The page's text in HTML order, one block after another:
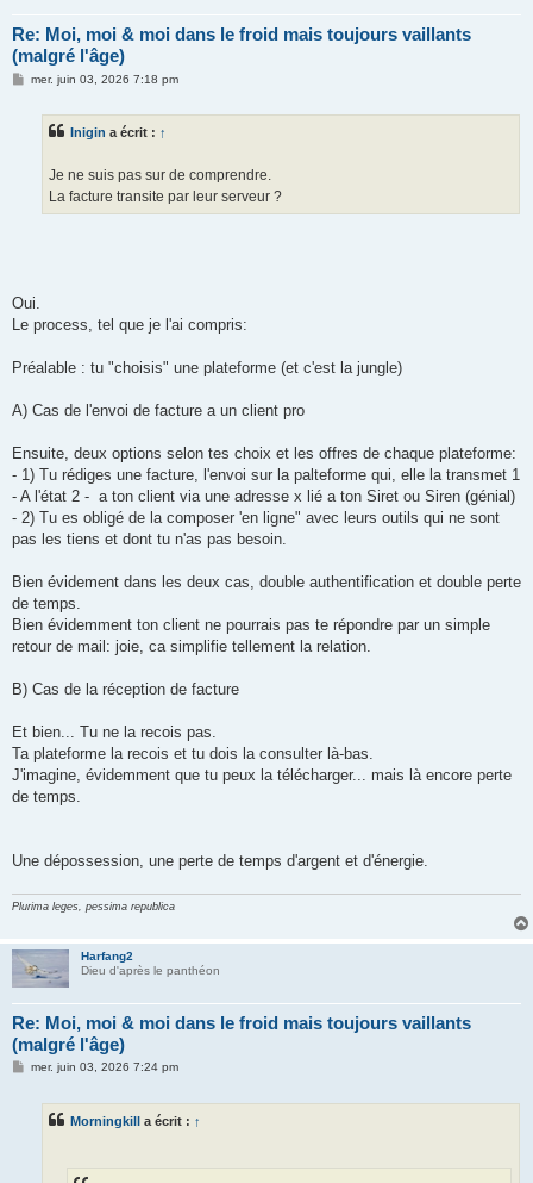
Re: Moi, moi & moi dans le froid mais toujours vaillants
(malgré l'âge)
Mmer. juin 03, 2026 7:18 pm
Inigin a écrit : ↑
Je ne suis pas sur de comprendre.
La facture transite par leur serveur ?
Oui.
Le process, tel que je l'ai compris:
Préalable : tu "choisis" une plateforme (et c'est la jungle)
A) Cas de l'envoi de facture a un client pro
Ensuite, deux options selon tes choix et les offres de chaque plateforme:
- 1) Tu rédiges une facture, l'envoi sur la palteforme qui, elle la transmet 1
- A l'état 2 - a ton client via une adresse x lié a ton Siret ou Siren (génial)
- 2) Tu es obligé de la composer 'en ligne" avec leurs outils qui ne sont
pas les tiens et dont tu n'as pas besoin.
Bien évidement dans les deux cas, double authentification et double perte
de temps.
Bien évidemment ton client ne pourrais pas te répondre par un simple
retour de mail: joie, ca simplifie tellement la relation.
B) Cas de la réception de facture
Et bien... Tu ne la recois pas.
Ta plateforme la recois et tu dois la consulter là-bas.
J'imagine, évidemment que tu peux la télécharger... mais là encore perte
de temps.
Une dépossession, une perte de temps d'argent et d'énergie.
Plurima leges, pessima republica
Harfang2
Dieu d'après le panthéon
Re: Moi, moi & moi dans le froid mais toujours vaillants
(malgré l'âge)
Mmer. juin 03, 2026 7:24 pm
Morningkill a écrit : ↑